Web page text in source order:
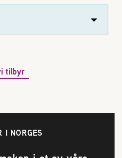
tilbyr
I NORGES